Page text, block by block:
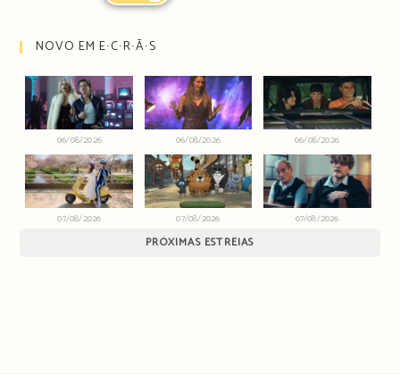
NOVO EM E∙C∙R∙Ã∙S
06/08/2026 06/08/2026 06/08/2026
07/08/2026 07/08/2026 07/08/2026
PRÓXIMAS ESTREIAS